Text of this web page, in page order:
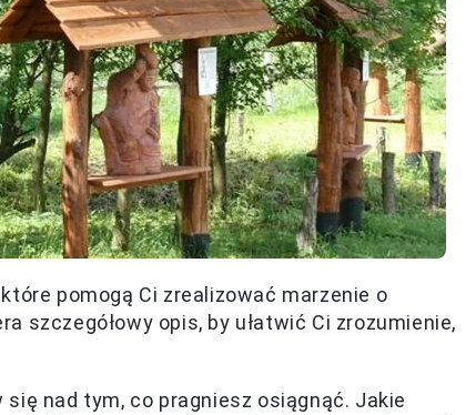
pomogą Ci zrealizować marzenie o
szczegółowy opis, by ułatwić Ci zrozumienie,
się nad tym, co pragniesz osiągnąć. Jakie